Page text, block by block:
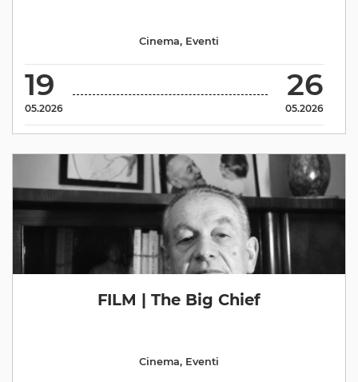
19
05.2026
26
05.2026
Cinema, Eventi
FILM | The Big Chief
Cinema, Eventi